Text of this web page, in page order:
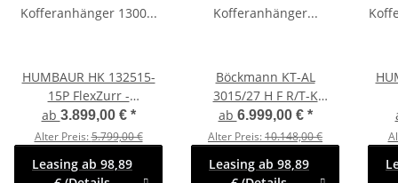
HUMBAUR HK 132515-
15P FlexZurr -
Kofferanhänger 1300 KG
mit Überfahrwand
ab 3.899,00 € *
Alter Preis:5.799,00 €
Leasing ab 98,89
Böckmann KT-AL
3015/27 H F R/T-K
Kofferanhänger mit
Vollaluminium Aufbau -
Tür- /Rampe
Kombination
ab 6.999,00 € *
Alter Preis:10.148,00 €
Leasing ab 98,89